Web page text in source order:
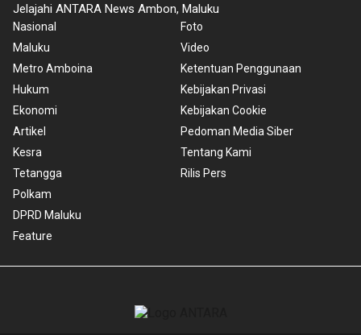
Jelajahi ANTARA News Ambon, Maluku
Nasional
Maluku
Metro Amboina
Hukum
Ekonomi
Artikel
Kesra
Tetangga
Polkam
DPRD Maluku
Feature
Foto
Video
Ketentuan Penggunaan
Kebijakan Privasi
Kebijakan Cookie
Pedoman Media Siber
Tentang Kami
Rilis Pers